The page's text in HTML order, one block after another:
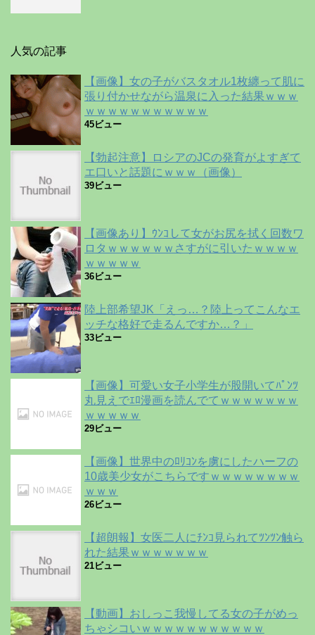
人気の記事
【画像】女の子がバスタオル1枚纏って肌に
張り付かせながら温泉に入った結果ｗｗｗ
ｗｗｗｗｗｗｗｗｗｗｗ
45ビュー
【勃起注意】ロシアのJCの発育がよすぎて
エ口いと話題にｗｗｗ（画像）
39ビュー
【画像あり】ｳﾝｺして女がお尻を拭く回数ワ
ロタｗｗｗｗｗｗさすがに引いたｗｗｗｗ
ｗｗｗｗｗ
36ビュー
陸上部希望JK「えっ…？陸上ってこんなエ
ッチな格好で走るんですか…？」
33ビュー
【画像】可愛い女子小学生が股開いてﾊﾟﾝﾂ
丸見えでｴﾛ漫画を読んでてｗｗｗｗｗｗｗ
ｗｗｗｗｗ
29ビュー
【画像】世界中のﾛﾘｺﾝを虜にしたハーフの
10歳美少女がこちらですｗｗｗｗｗｗｗｗ
ｗｗｗ
26ビュー
【超朗報】女医二人にﾁﾝｺ見られてﾂﾝﾂﾝ触ら
れた結果ｗｗｗｗｗｗｗ
21ビュー
【動画】おしっこ我慢してる女の子がめっ
ちゃシコいｗｗｗｗｗｗｗｗｗｗｗ